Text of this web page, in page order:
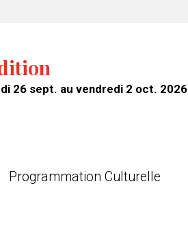
26 sept. au vendredi 2 oct. 2026
Programmation Culturelle